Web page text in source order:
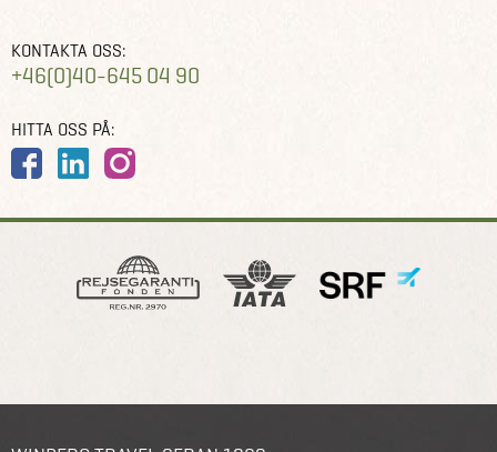
KONTAKTA OSS:
+46(0)40-645 04 90
HITTA OSS PÅ: